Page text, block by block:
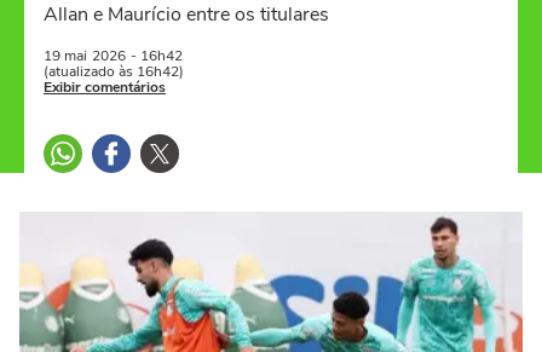
Allan e Maurício entre os titulares
19 mai 2026 - 16h42
(atualizado às 16h42)
Exibir comentários